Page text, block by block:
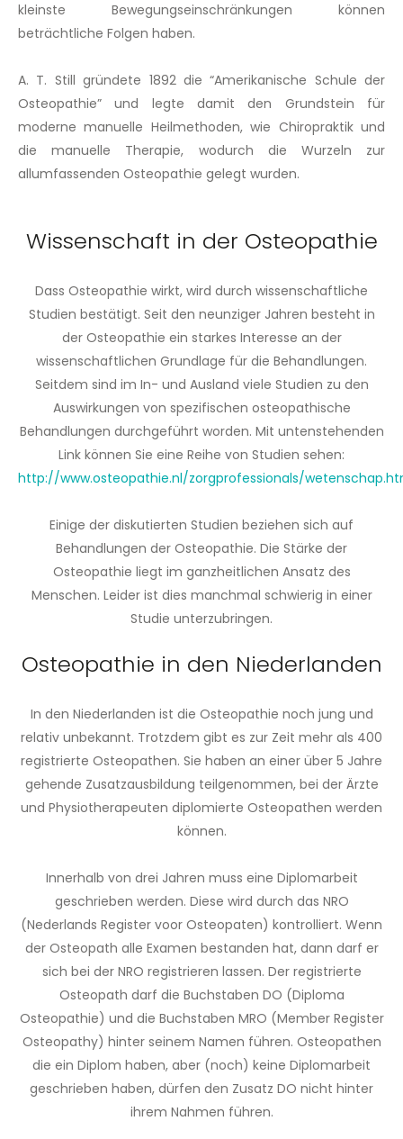
kleinste Bewegungseinschränkungen können
beträchtliche Folgen haben.
A. T. Still gründete 1892 die “Amerikanische Schule der
Osteopathie” und legte damit den Grundstein für
moderne manuelle Heilmethoden, wie Chiropraktik und
die manuelle Therapie, wodurch die Wurzeln zur
allumfassenden Osteopathie gelegt wurden.
Wissenschaft in der Osteopathie
Dass Osteopathie wirkt, wird durch wissenschaftliche
Studien bestätigt. Seit den neunziger Jahren besteht in
der Osteopathie ein starkes Interesse an der
wissenschaftlichen Grundlage für die Behandlungen.
Seitdem sind im In- und Ausland viele Studien zu den
Auswirkungen von spezifischen osteopathische
Behandlungen durchgeführt worden. Mit untenstehenden
Link können Sie eine Reihe von Studien sehen:
http://www.osteopathie.nl/zorgprofessionals/
Einige der diskutierten Studien beziehen sich auf
Behandlungen der Osteopathie. Die Stärke der
Osteopathie liegt im ganzheitlichen Ansatz des
Menschen. Leider ist dies manchmal schwierig in einer
Studie unterzubringen.
Osteopathie in den Niederlanden
In den Niederlanden ist die Osteopathie noch jung und
relativ unbekannt. Trotzdem gibt es zur Zeit mehr als 400
registrierte Osteopathen. Sie haben an einer über 5 Jahre
gehende Zusatzausbildung teilgenommen, bei der Ärzte
und Physiotherapeuten diplomierte Osteopathen werden
können.
Innerhalb von drei Jahren muss eine Diplomarbeit
geschrieben werden. Diese wird durch das NRO
(Nederlands Register voor Osteopaten) kontrolliert. Wenn
der Osteopath alle Examen bestanden hat, dann darf er
sich bei der NRO registrieren lassen. Der registrierte
Osteopath darf die Buchstaben DO (Diploma
Osteopathie) und die Buchstaben MRO (Member Register
Osteopathy) hinter seinem Namen führen. Osteopathen
die ein Diplom haben, aber (noch) keine Diplomarbeit
geschrieben haben, dürfen den Zusatz DO nicht hinter
ihrem Nahmen führen.